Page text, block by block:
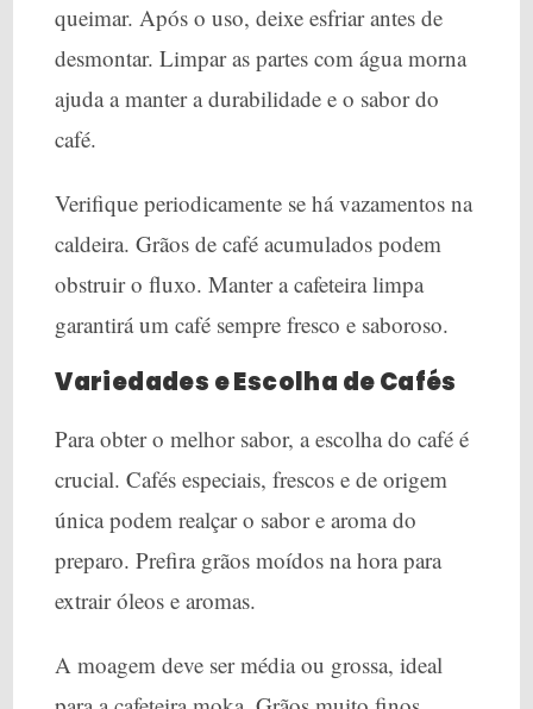
queimar. Após o uso, deixe esfriar antes de
desmontar. Limpar as partes com água morna
ajuda a manter a durabilidade e o sabor do
café.
Verifique periodicamente se há vazamentos na
caldeira. Grãos de café acumulados podem
obstruir o fluxo. Manter a cafeteira limpa
garantirá um café sempre fresco e saboroso.
Variedades e Escolha de Cafés
Para obter o melhor sabor, a escolha do café é
crucial. Cafés especiais, frescos e de origem
única podem realçar o sabor e aroma do
preparo. Prefira grãos moídos na hora para
extrair óleos e aromas.
A moagem deve ser média ou grossa, ideal